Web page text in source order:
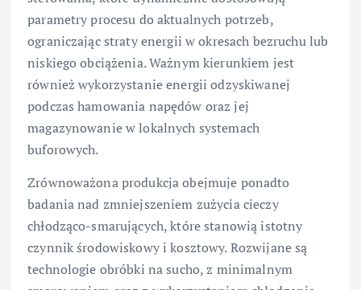
parametry procesu do aktualnych potrzeb,
ograniczając straty energii w okresach bezruchu lub
niskiego obciążenia. Ważnym kierunkiem jest
również wykorzystanie energii odzyskiwanej
podczas hamowania napędów oraz jej
magazynowanie w lokalnych systemach
buforowych.
Zrównoważona produkcja obejmuje ponadto
badania nad zmniejszeniem zużycia cieczy
chłodząco-smarujących, które stanowią istotny
czynnik środowiskowy i kosztowy. Rozwijane są
technologie obróbki na sucho, z minimalnym